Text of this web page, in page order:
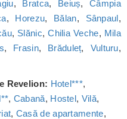
, Bratca, Beiuș,Câmpia
, Horezu, Bălan, Sânpaul,
, Slănic,Chilia Veche, Mila
, Frasin, Brăduleț, Vulturu,
Revelion: Hotel***,
, Cabană, Hostel, Vilă,
, Casă de apartamente,